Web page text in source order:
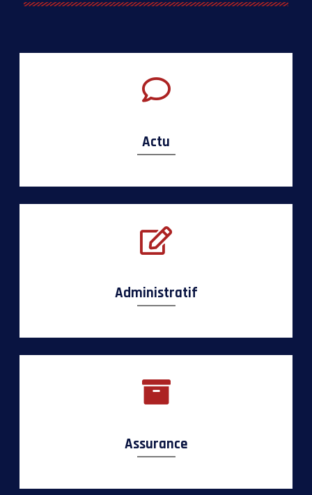
Assurance
Administratif
Actu